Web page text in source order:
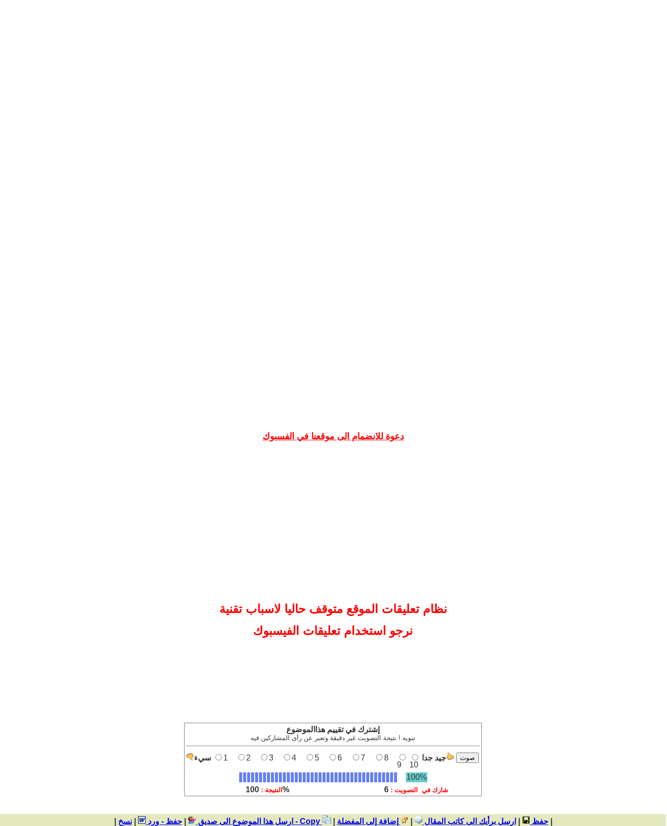
دعوة للانضمام الى موقعنا في الفسبوك
نظام تعليقات الموقع متوقف حاليا لاسباب تقنية
نرجو استخدام تعليقات الفيسبوك
إشترك في تقييم هذاالموضوع
تنويه ! نتيجة التصويت غير دقيقة وتعبر عن رأى المشاركين فيه
سيء 1 2 3 4 5 6 7
8
9
10
جيد جدا
100%
النتيجة : 100% شارك في التصويت : 6
ارسل هذا الموضوع الى صديق |حفظ - ورد | نسخ - Copy | حفظ ارسل برأيك الى كاتب المقال إضافة إلى المفضلة |